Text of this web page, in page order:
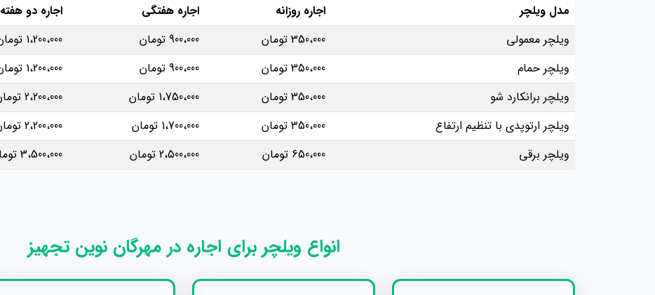
مدل ویلچر اجاره روزانه اجاره هفتگی اجاره دو هفته
ویلچر معمولی
350،000 تومان 900،000 تومان 1،200،000 تومان
ویلچر حمام
350،000 تومان 900،000 تومان 1،200،000 تومان
ویلچر برانکارد شو
350،000 تومان 1،750،000 تومان 2،200،000 تومان
ویلچر ارتوپدی با تنظیم ارتفاع
350،000 تومان 1،700،000 تومان 2،200،000 تومان
ویلچر برقی
650،000 تومان 2،500،000 تومان 3،500،000 تومان
انواع ویلچر برای اجاره در مهرگان نوین تجهیز